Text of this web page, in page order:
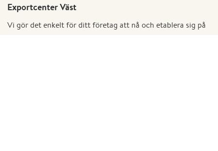
Exportcenter Väst
Vi gör det enkelt för ditt företag att nå och etablera sig på